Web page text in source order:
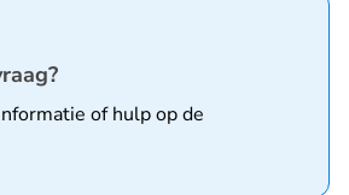
of hulp op de